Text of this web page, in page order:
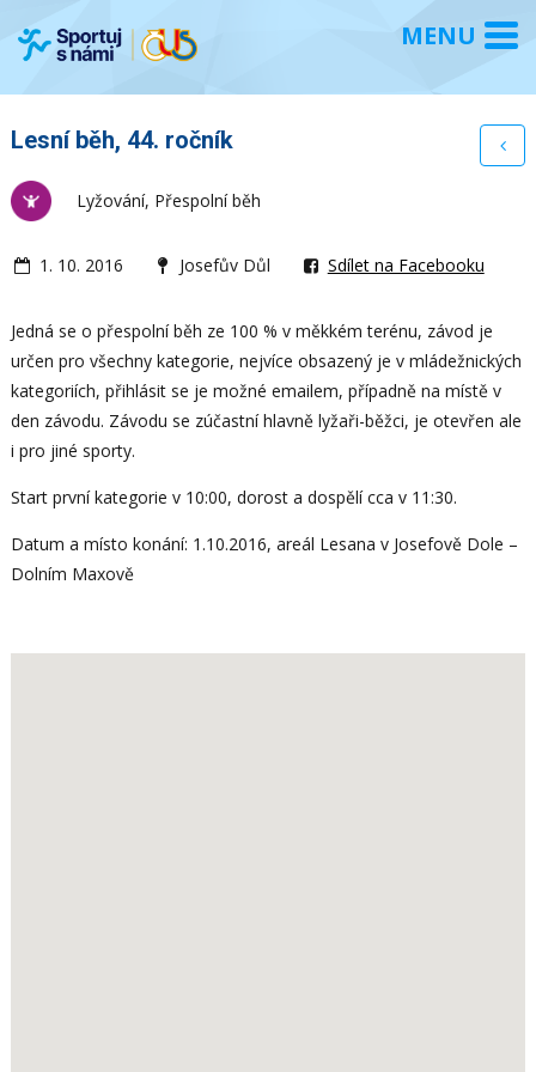
Lesní běh, 44. ročník
Lyžování, Přespolní běh
1. 10. 2016 Josefův Důl Sdílet na Facebooku
Jedná se o přespolní běh ze 100 % v měkkém terénu, závod je
určen pro všechny kategorie, nejvíce obsazený je v mládežnických
kategoriích, přihlásit se je možné emailem, případně na místě v
den závodu. Závodu se zúčastní hlavně lyžaři-běžci, je otevřen ale
i pro jiné sporty.
Start první kategorie v 10:00, dorost a dospělí cca v 11:30.
Datum a místo konání: 1.10.2016, areál Lesana v Josefově Dole –
Dolním Maxově